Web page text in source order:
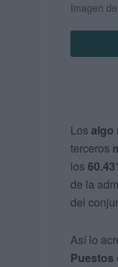
Imagen
Los algo
terceros
los
de la
del
Así lo
Puestos